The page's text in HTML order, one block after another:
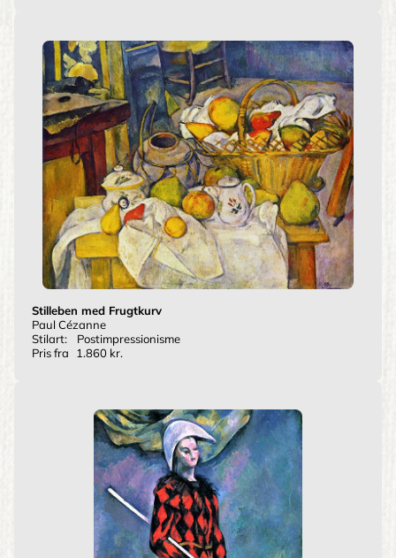
Stilleben med Frugtkurv
Paul Cézanne
Stilart:
Postimpressionisme
Pris fra
1.860 kr.